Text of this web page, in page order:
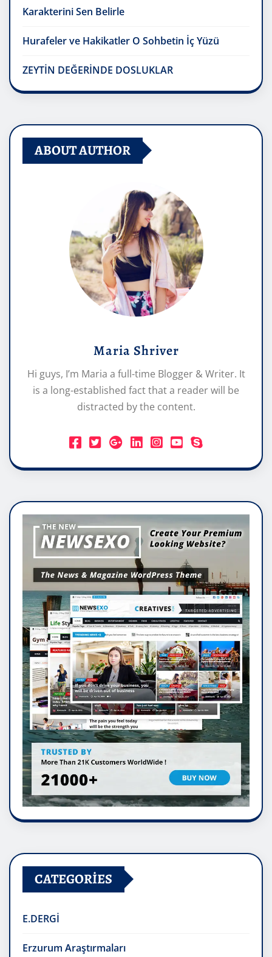
Karakterini Sen Belirle
Hurafeler ve Hakikatler O Sohbetin İç Yüzü
ZEYTİN DEĞERİNDE DOSLUKLAR
ABOUT AUTHOR
Maria Shriver
Hi guys, I’m Maria a full-time Blogger & Writer. It
is a long-established fact that a reader will be
distracted by the content.
CATEGORIES
E.DERGİ
Erzurum Araştırmaları